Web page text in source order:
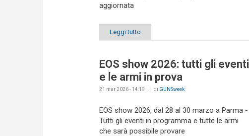
aggiornata
Leggi tutto
EOS show 2026: tutti gli eventi
e le armi in prova
21 mar 2026 - 14:19 di GUNSweek
EOS show 2026, dal 28 al 30 marzo a Parma -
Tutti gli eventi in programma e tutte le armi
che sarà possibile provare